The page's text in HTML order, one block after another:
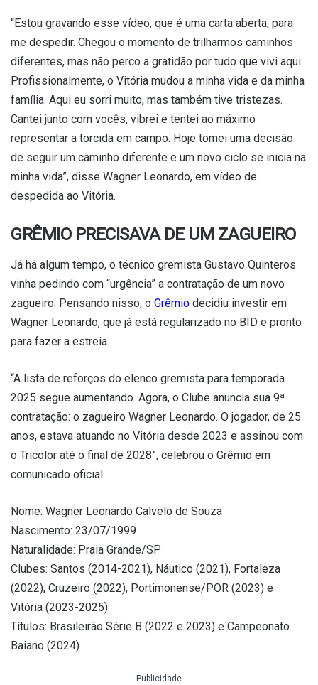
“Estou gravando esse vídeo, que é uma carta aberta, para
me despedir. Chegou o momento de trilharmos caminhos
diferentes, mas não perco a gratidão por tudo que vivi aqui.
Profissionalmente, o Vitória mudou a minha vida e da minha
família. Aqui eu sorri muito, mas também tive tristezas.
Cantei junto com vocês, vibrei e tentei ao máximo
representar a torcida em campo. Hoje tomei uma decisão
de seguir um caminho diferente e um novo ciclo se inicia na
minha vida”, disse Wagner Leonardo, em vídeo de
despedida ao Vitória.
GRÊMIO PRECISAVA DE UM ZAGUEIRO
Já há algum tempo, o técnico gremista Gustavo Quinteros
vinha pedindo com “urgência” a contratação de um novo
zagueiro. Pensando nisso, o Grêmio decidiu investir em
Wagner Leonardo, que já está regularizado no BID e pronto
para fazer a estreia.
“A lista de reforços do elenco gremista para temporada
2025 segue aumentando. Agora, o Clube anuncia sua 9ª
contratação: o zagueiro Wagner Leonardo. O jogador, de 25
anos, estava atuando no Vitória desde 2023 e assinou com
o Tricolor até o final de 2028”, celebrou o Grêmio em
comunicado oficial.
Nome: Wagner Leonardo Calvelo de Souza
Nascimento: 23/07/1999
Naturalidade: Praia Grande/SP
Clubes: Santos (2014-2021), Náutico (2021), Fortaleza
(2022), Cruzeiro (2022), Portimonense/POR (2023) e
Vitória (2023-2025)
Títulos: Brasileirão Série B (2022 e 2023) e Campeonato
Baiano (2024)
Publicidade